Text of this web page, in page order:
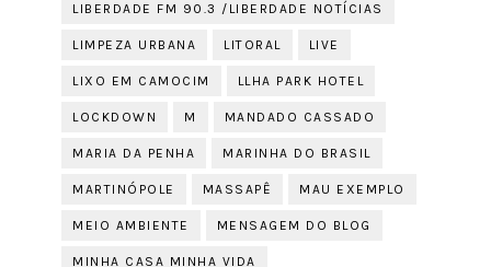
LIBERDADE FM 90.3 /LIBERDADE NOTÍCIAS
LIMPEZA URBANA LITORAL LIVE
LIXO EM CAMOCIM LLHA PARK HOTEL
LOCKDOWN M MANDADO CASSADO
MARIA DA PENHA MARINHA DO BRASIL
MARTINÓPOLE MASSAPÊ MAU EXEMPLO
MEIO AMBIENTE MENSAGEM DO BLOG
MINHA CASA MINHA VIDA